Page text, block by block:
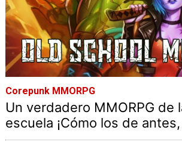
Corepunk MMORPG
Un verdadero MMORPG de
escuela ¡Cómo los de